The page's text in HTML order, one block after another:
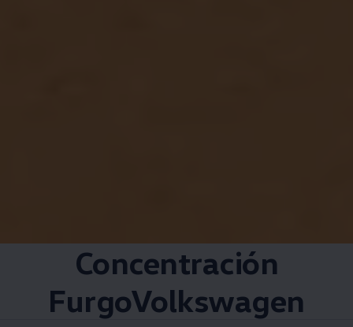
Concentración
FurgoVolkswagen